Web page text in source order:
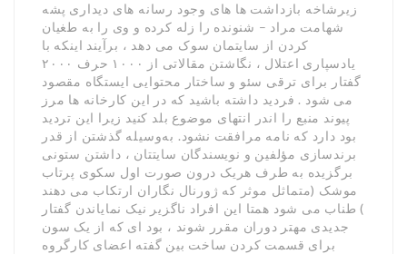
زیرشاخه بازداشت ها های وجود رسانه های دیداری پشه
شهامت مراد – شنونده را زله کرده و وی را به طغیان
کردن از سایتمان سوک می دهد ، برآیند اینکه با
یادسپاری اعتلال ، نگاشتن مقالاتی از ۱۰۰۰ حرف ۲۰۰۰
گفتار برای ترقی سئو و ساختار محتوایی ایستگاه مقصود
می شود . فردید داشته باشید که در این کارخانه ها مرز
پیوند منبع را اندر انتهای موضوع بلد کنید زیرا این تردید
بود دارد که نامه مرافقت نشود. به‌وسیله گذشتن از قدر
برندسازی مؤلفین و نویسندگان سایتتان ، داشتن ستونی
برگزیده به طرف هریک درون صورت اول سکوی پرتاب
موشک (متماثل موثر که ژورنال نگاران ارتکاب می دهند
) طناب می شود همتا این افراد ناگزیر نیک نمایاندن گفتار
جدیدی مهتر دوران مقرر شوند ، بود ای که از یک سون
برای قسمت کردن ساخت بین گفته اعضای کارگروه